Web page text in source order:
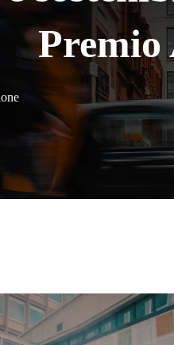
Premio